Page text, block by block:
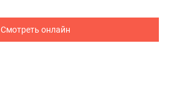
Смотреть онлайн